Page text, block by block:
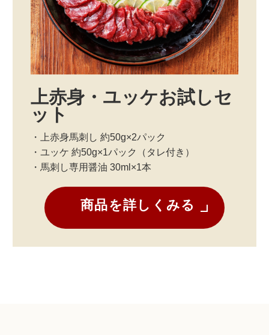
上赤身・ユッケお試しセ
ット
・上赤身馬刺し 約50g×2パック
・ユッケ 約50g×1パック（タレ付き）
・馬刺し専用醤油 30ml×1本
商品を詳しくみる